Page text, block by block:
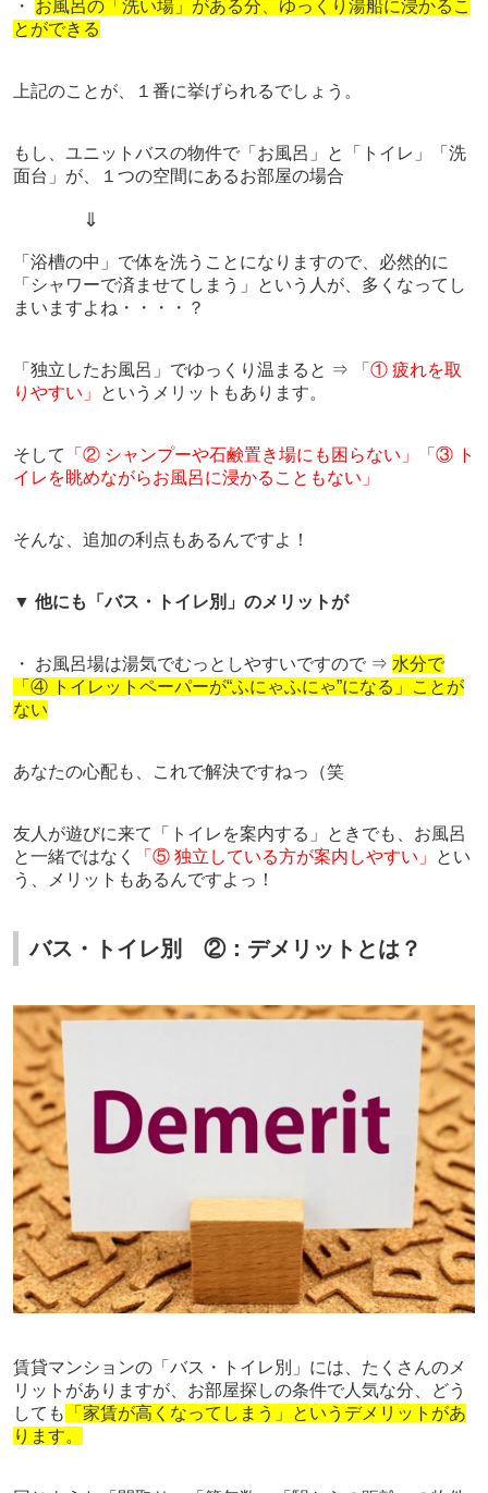
・ お風呂の「洗い場」がある分、ゆっくり湯船に浸かるこ
とができる
上記のことが、１番に挙げられるでしょう。
もし、ユニットバスの物件で「お風呂」と「トイレ」「洗
面台」が、１つの空間にあるお部屋の場合
⇓
「浴槽の中」で体を洗うことになりますので、必然的に
「シャワーで済ませてしまう」という人が、多くなってし
まいますよね・・・・？
「独立したお風呂」でゆっくり温まると ⇒
「① 疲れを取
りやすい」
というメリットもあります。
そして
「② シャンプーや石鹸置き場にも困らない」「③ ト
イレを眺めながらお風呂に浸かることもない」
そんな、追加の利点もあるんですよ！
▼ 他にも「バス・トイレ別」のメリットが
・ お風呂場は湯気でむっとしやすいですので ⇒ 水分で
「④ トイレットペーパーが“ふにゃふにゃ”になる」ことが
ない
あなたの心配も、これで解決ですねっ（笑
友人が遊びに来て「トイレを案内する」ときでも、お風呂
と一緒ではなく
「⑤ 独立している方が案内しやすい」
とい
う、メリットもあるんですよっ！
バス・トイレ別 ②：デメリットとは？
賃貸マンションの「バス・トイレ別」には、たくさんのメ
リットがありますが、お部屋探しの条件で人気な分、どう
しても
「家賃が高くなってしまう」というデメリットがあ
ります。